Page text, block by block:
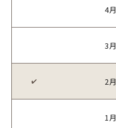
4月
3月
2月
1月